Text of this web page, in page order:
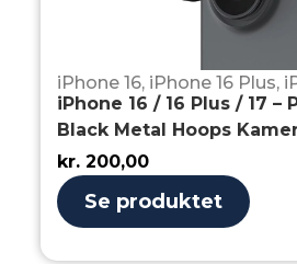
iPhone 16, iPhone 16 Plus,
iPhone 16 / 16 Plus / 17 –
Black Metal Hoops
kr. 200,00
Se produktet